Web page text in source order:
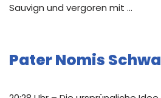
Sauvign und vergoren mit …
Pater Nomis